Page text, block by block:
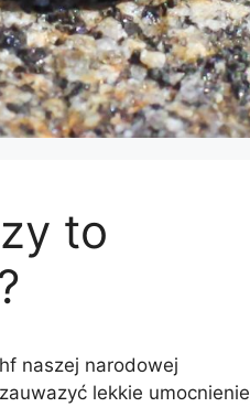
to
naszej narodowej
lekkie umocnienie